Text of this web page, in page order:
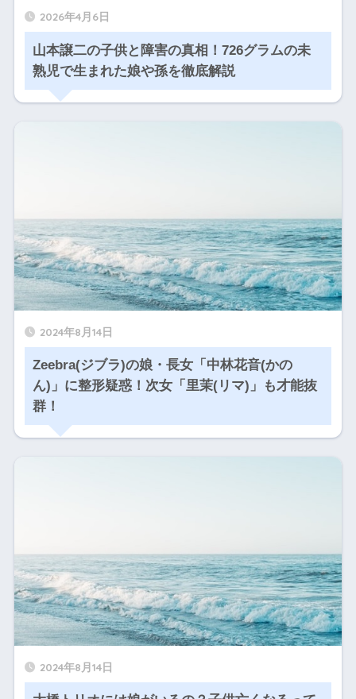
2026年4月6日
山本譲二の子供と障害の真相！726グラムの未
熟児で生まれた娘や孫を徹底解説
2024年8月14日
Zeebra(ジブラ)の娘・長女「中林花音(かの
ん)」に整形疑惑！次女「里茉(リマ)」も才能抜
群！
2024年8月14日